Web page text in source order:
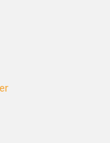
가발 착용 → 세
을 줄이기 위한 관